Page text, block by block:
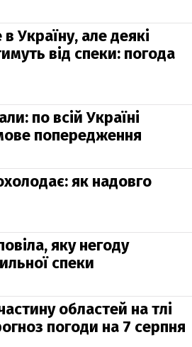
Україну, але деякі
від спеки: погода
по всій Україні
попередження
як надовго
яку негоду
спеки
областей на тлі
погоди на 7 серпня